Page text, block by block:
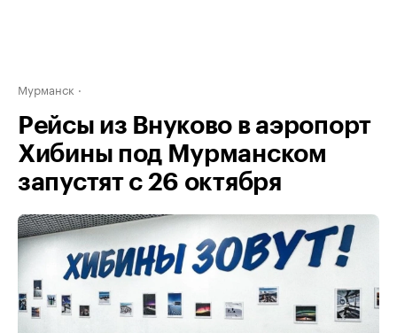
Мурманск
Рейсы из Внуково в аэропорт
Хибины под Мурманском
запустят с 26 октября